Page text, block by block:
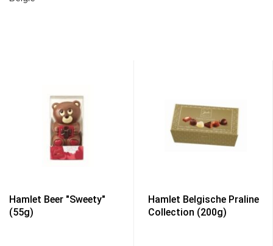
Hamlet Beer "Sweety"
(55g)
Hamlet Belgische Praline
Collection (200g)